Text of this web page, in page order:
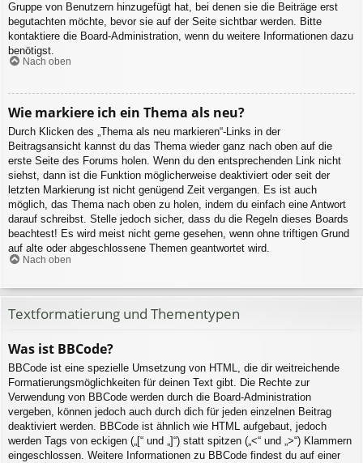
Gruppe von Benutzern hinzugefügt hat, bei denen sie die Beiträge erst
begutachten möchte, bevor sie auf der Seite sichtbar werden. Bitte
kontaktiere die Board-Administration, wenn du weitere Informationen dazu
benötigst.
Nach oben
Wie markiere ich ein Thema als neu?
Durch Klicken des „Thema als neu markieren“-Links in der
Beitragsansicht kannst du das Thema wieder ganz nach oben auf die
erste Seite des Forums holen. Wenn du den entsprechenden Link nicht
siehst, dann ist die Funktion möglicherweise deaktiviert oder seit der
letzten Markierung ist nicht genügend Zeit vergangen. Es ist auch
möglich, das Thema nach oben zu holen, indem du einfach eine Antwort
darauf schreibst. Stelle jedoch sicher, dass du die Regeln dieses Boards
beachtest! Es wird meist nicht gerne gesehen, wenn ohne triftigen Grund
auf alte oder abgeschlossene Themen geantwortet wird.
Nach oben
Textformatierung und Thementypen
Was ist BBCode?
BBCode ist eine spezielle Umsetzung von HTML, die dir weitreichende
Formatierungsmöglichkeiten für deinen Text gibt. Die Rechte zur
Verwendung von BBCode werden durch die Board-Administration
vergeben, können jedoch auch durch dich für jeden einzelnen Beitrag
deaktiviert werden. BBCode ist ähnlich wie HTML aufgebaut, jedoch
werden Tags von eckigen („[“ und „]“) statt spitzen („<“ und „>“) Klammern
eingeschlossen. Weitere Informationen zu BBCode findest du auf einer